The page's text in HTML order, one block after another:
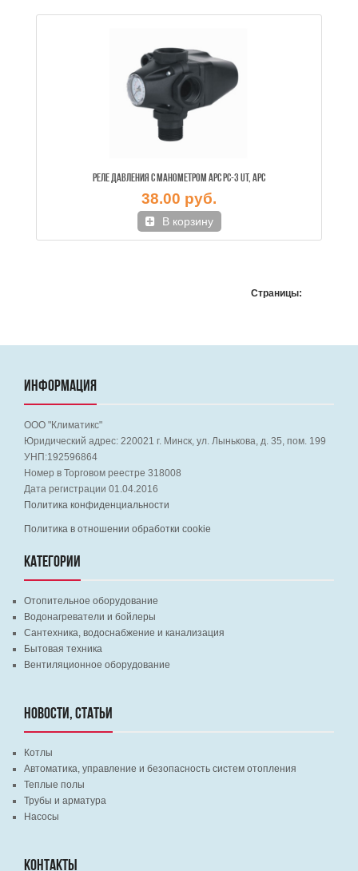
РЕЛЕ ДАВЛЕНИЯ С МАНОМЕТРОМ APC PC-3 UT, APC
38.00 руб.
В корзину
Страницы:
ИНФОРМАЦИЯ
ООО "Климатикс"
Юридический адрес: 220021 г. Минск, ул. Лынькова, д. 35, пом. 199
УНП:192596864
Номер в Торговом реестре 318008
Дата регистрации 01.04.2016
Политика конфиденциальности
Политика в отношении обработки cookie
КАТЕГОРИИ
Отопительное оборудование
Водонагреватели и бойлеры
Сантехника, водоснабжение и канализация
Бытовая техника
Вентиляционное оборудование
НОВОСТИ, СТАТЬИ
Котлы
Автоматика, управление и безопасность систем отопления
Теплые полы
Трубы и арматура
Насосы
КОНТАКТЫ